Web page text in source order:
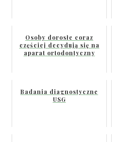
Osoby dorosłe coraz
częściej decydują się na
aparat ortodontyczny
Badania diagnostyczne
USG